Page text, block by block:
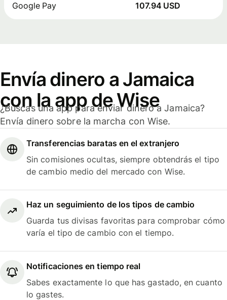
Google Pay 107.94 USD
Envía dinero a Jamaica
con la app de Wise
¿Buscas una app para enviar dinero a Jamaica?
Envía dinero sobre la marcha con Wise.
Transferencias baratas en el extranjero
Sin comisiones ocultas, siempre obtendrás el tipo
de cambio medio del mercado con Wise.
Haz un seguimiento de los tipos de cambio
Guarda tus divisas favoritas para comprobar cómo
varía el tipo de cambio con el tiempo.
Notificaciones en tiempo real
Sabes exactamente lo que has gastado, en cuanto
lo gastes.